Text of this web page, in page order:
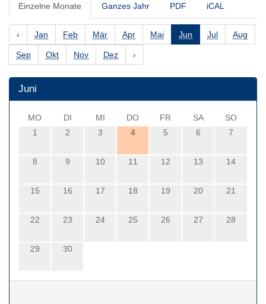
Einzelne Monate Ganzes Jahr PDF iCAL
‹ Jan Feb Mär Apr Mai Jun Jul Aug
Sep Okt Nov Dez ›
Juni
MO DI MI DO FR SA
SO
1
2 3 4 5 6 7
8 9 10 11 12 13 14
15 16 17 18 19 20 21
22 23 24 25 26 27 28
29 30